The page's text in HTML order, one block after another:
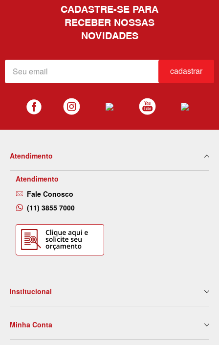
CADASTRE-SE PARA
RECEBER NOSSAS
NOVIDADES
cadastrar
Atendimento
Atendimento
Fale Conosco
(11) 3855 7000
Institucional
Nossas Lojas
Serviços
Minha Conta